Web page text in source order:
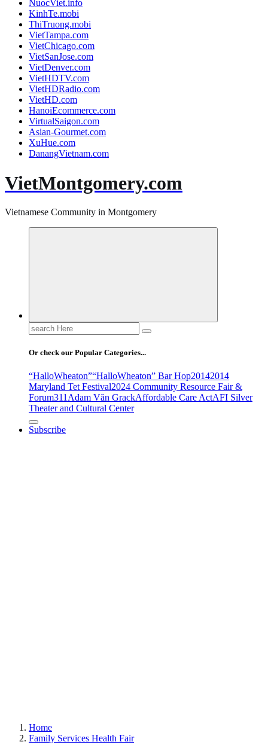
NuocViet.info
KinhTe.mobi
ThiTruong.mobi
VietTampa.com
VietChicago.com
VietSanJose.com
VietDenver.com
VietHDTV.com
VietHDRadio.com
VietHD.com
HanoiEcommerce.com
VirtualSaigon.com
Asian-Gourmet.com
XuHue.com
DanangVietnam.com
VietMontgomery.com
Vietnamese Community in Montgomery
Search
for:
Or check our Popular Categories...
“HalloWheaton”“HalloWheaton” Bar Hop20142014
Maryland Tet Festival2024 Community Resource Fair &
Forum311Adam Văn GrackAffordable Care ActAFI Silver
Theater and Cultural Center
Subscribe
Home
Family Services Health Fair